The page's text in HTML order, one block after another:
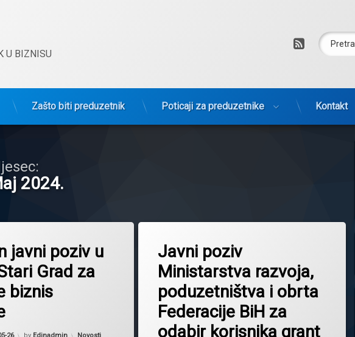
U BIZNISU
RSSPretraga:
Zašto biti preduzetnik Poticaji za preduzetnike Kontakt
2024.
javni poziv u
Grad za
biznis
Kategorije:
Javni poziv
Ministarstva razvoja,
poduzetništva i obrta
Federacije BiH za
odabir korisnika grant